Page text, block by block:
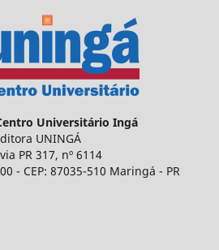
Universitário Ingá
UNINGÁ
PR 317, nº 6114
- CEP: 87035-510 Maringá - PR